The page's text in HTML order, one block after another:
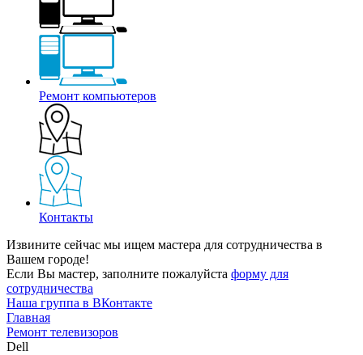
Ремонт компьютеров
Контакты
Извините сейчас мы ищем мастера для сотрудничества в
Вашем городе!
Если Вы мастер, заполните пожалуйста форму для
сотрудничества
Наша группа в ВКонтакте
Главная
Ремонт телевизоров
Dell